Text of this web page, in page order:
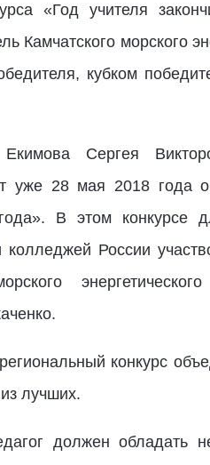
«Год учителя
Камчатского морского
кубком
Сергея
уже 28 мая 2018 года
В этом конкурсе
России
конкурс
лучших.
должен обладать